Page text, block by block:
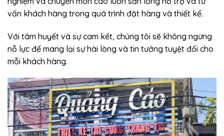
vấn khách hàng trong quá trình đặt hàng và thiết kế.
Với tâm huyết và sự cam kết, chúng tôi sẽ không ngừng
nỗ lực để mang lại sự hài lòng và tin tưởng tuyệt đối cho
mỗi khách hàng.